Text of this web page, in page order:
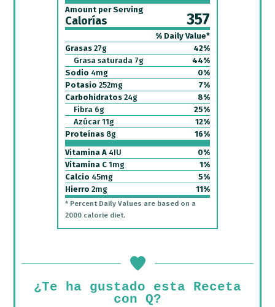
Amount per Serving
Calorías 357
% Daily Value*
Grasas 27g 42%
Grasa saturada 7g 44%
Sodio 4mg 0%
Potasio 252mg 7%
Carbohidratos 24g 8%
Fibra 6g 25%
Azúcar 11g 12%
Proteínas 8g 16%
Vitamina A 4IU 0%
Vitamina C 1mg 1%
Calcio 45mg 5%
Hierro 2mg 11%
* Percent Daily Values are based on a
2000 calorie diet.
¿Te ha gustado esta Receta
con Q?